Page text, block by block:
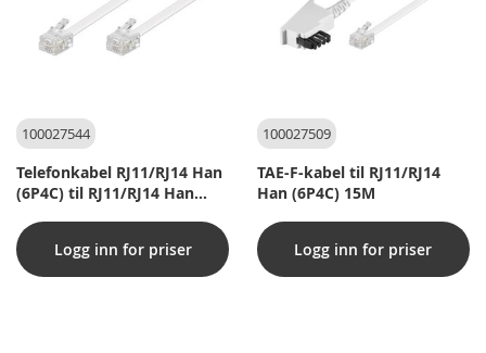
100027544
Telefonkabel RJ11/RJ14 Han
(6P4C) til RJ11/RJ14 Han
Logg inn for priser
100027509
TAE-F-kabel til RJ11/RJ14
Han (6P4C) 15M
Logg inn for priser